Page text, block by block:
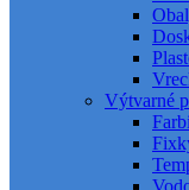
Výtvarné